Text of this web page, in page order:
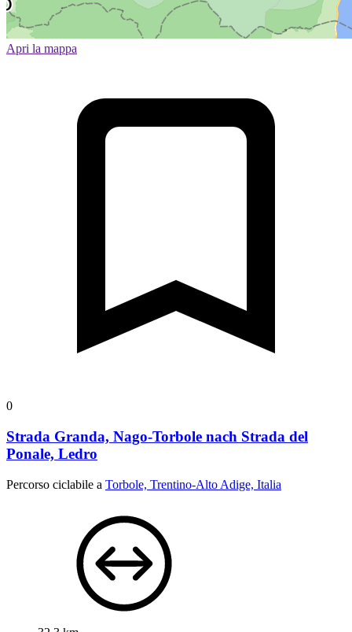
Apri la mappa
0
Strada Granda, Nago-Torbole nach Strada del
Ponale, Ledro
Percorso ciclabile a Torbole, Trentino-Alto Adige, Italia